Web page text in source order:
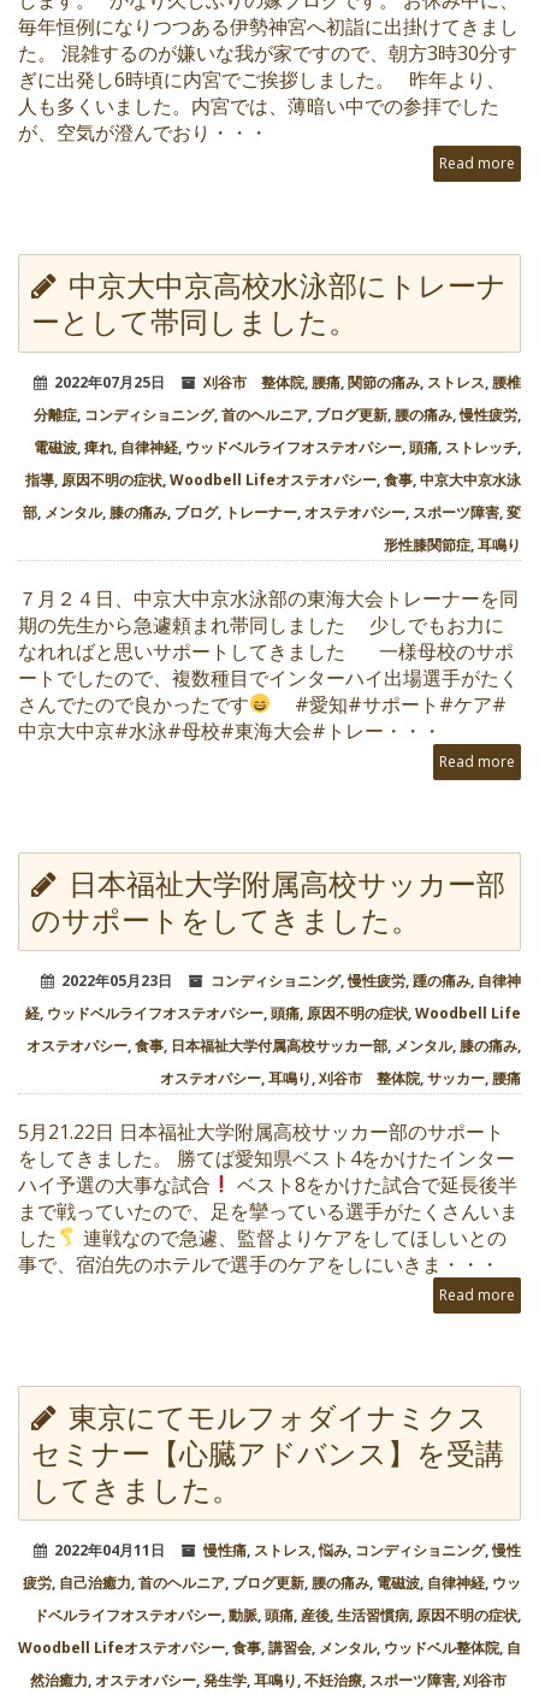
毎年恒例になりつつある伊勢神宮へ初詣に出掛けてきまし
た。 混雑するのが嫌いな我が家ですので、朝方3時30分す
ぎに出発し6時頃に内宮でご挨拶しました。 昨年より、
人も多くいました。内宮では、薄暗い中での参拝でした
が、空気が澄んでおり・・・
Read more
中京大中京高校水泳部にトレーナ
ーとして帯同しました。
2022年07月25日 刈谷市 整体院,腰痛,関節の痛み, ストレス,腰椎
分離症, コンディショニング,首のヘルニア, ブログ更新,腰の痛み,慢性疲労,
電磁波,痺れ, 自律神経, ウッドベルライフオステオパシー,頭痛, ストレッチ,
指導, 原因不明の症状,Woodbell Lifeオステオパシー,食事,中京大中京水泳
部, メンタル,膝の痛み, ブログ, トレーナー,オステオパシー, スポーツ障害,変
形性膝関節症,耳鳴り
７月２４日、中京大中京水泳部の東海大会トレーナーを同
期の先生から急遽頼まれ帯同しました 少しでもお力に
なれればと思いサポートしてきました 一様母校のサポ
ートでしたので、複数種目でインターハイ出場選手がたく
さんでたので良かったです
#愛知#サポート#ケア#
中京大中京#水泳#母校#東海大会#トレー・・・
Read more
日本福祉大学附属高校サッカー部
のサポートをしてきました。
2022年05月23日 コンディショニング,慢性疲労,踵の痛み, 自律神
経, ウッドベルライフオステオパシー,頭痛, 原因不明の症状,Woodbell Life
オステオパシー,食事, 日本福祉大学付属高校サッカー部, メンタル,膝の痛み,
オステオパシー,耳鳴り,刈谷市 整体院,サッカー,腰痛
5月21.22日 日本福祉大学附属高校サッカー部のサポート
をしてきました。 勝てば愛知県ベスト4をかけたインター
ハイ予選の大事な試合
ベスト8をかけた試合で延長後半
まで戦っていたので、足を攣っている選手がたくさんいま
した
連戦なので急遽、監督よりケアをしてほしいとの
事で、宿泊先のホテルで選手のケアをしにいきま・・・
Read more
東京にてモルフォダイナミクス
セミナー【心臓アドバンス】を受講
してきました。
2022年04月11日 慢性痛, ストレス,悩み, コンディショニング,慢性
疲労, 自己治癒力,首のヘルニア, ブログ更新,腰の痛み, 電磁波, 自律神経, ウッ
ドベルライフオステオパシー,動脈,頭痛,産後,生活習慣病, 原因不明の症状,
Woodbell Lifeオステオパシー,食事,講習会, メンタル, ウッドベル整体院, 自
然治癒力,オステオパシー,発生学,耳鳴り,不妊治療, スポーツ障害,刈谷市